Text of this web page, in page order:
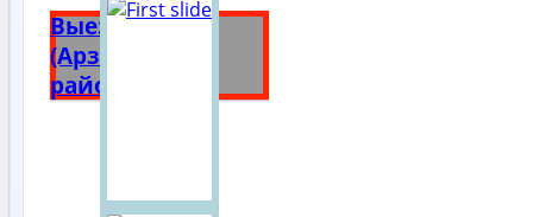
Выездное
(Арзамасский
район)